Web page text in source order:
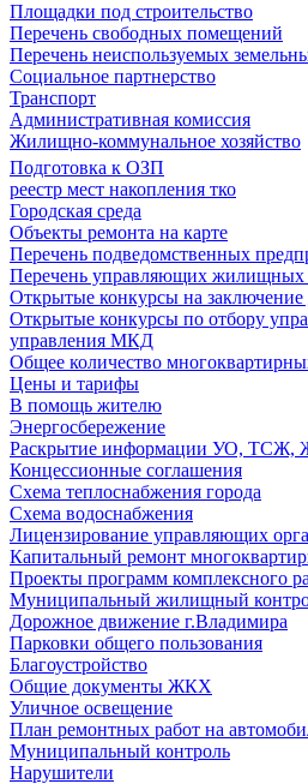
Площадки под строительство
Перечень свободных помещений
Перечень неиспользуемых
Социальное партнерство
Транспорт
Административная комиссия
Жилищно-коммунальное хозяйство
Подготовка к ОЗП
реестр мест накопления тко
Городская среда
Объекты ремонта на карте
Перечень подведомственных
Перечень управляющих жилищных
Открытые конкурсы на заключение
Открытые конкурсы по отбору
управления МКД
Общее количество
Цены и тарифы
В помощь жителю
Энергосбережение
Раскрытие информации УО, ТСЖ,
Концессионные соглашения
Схема теплоснабжения города
Схема водоснабжения
Лицензирование управляющих
Капитальный ремонт
Проекты программ комплексного
Муниципальный жилищный
Дорожное движение г.Владимира
Парковки общего пользования
Благоустройство
Общие документы ЖКХ
Уличное освещение
План ремонтных работ на
Муниципальный контроль
Нарушители